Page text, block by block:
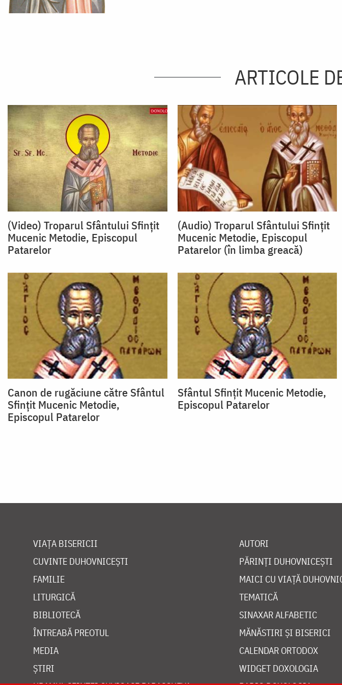
ARTICOLE
(Video) Troparul Sfântului Sfințit
Mucenic Metodie, Episcopul
Patarelor
(Audio) Troparul Sfântului Sfințit
Mucenic Metodie, Episcopul
Patarelor (în limba greacă)
Canon de rugăciune către Sfântul
Sfinţit Mucenic Metodie,
Episcopul Patarelor
Sfântul Sfințit Mucenic Metodie,
Episcopul Patarelor
VIAȚA BISERICII
CUVINTE DUHOVNICEȘTI
FAMILIE
LITURGICĂ
BIBLIOTECĂ
ÎNTREABĂ PREOTUL
MEDIA
ȘTIRI
AUTORI
PĂRINȚI DUHOVNICEȘTI
MAICI CU VIAȚĂ
TEMATICĂ
SINAXAR ALFABETIC
MĂNĂSTIRI ȘI BISERICI
CALENDAR ORTODOX
WIDGET DOXOLOGIA